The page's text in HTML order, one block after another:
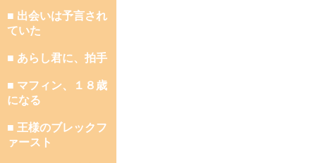
■ 出会いは予言され
ていた
■ あらし君に、拍手
■ マフィン、１８歳
になる
■ 王様のブレックフ
ァースト